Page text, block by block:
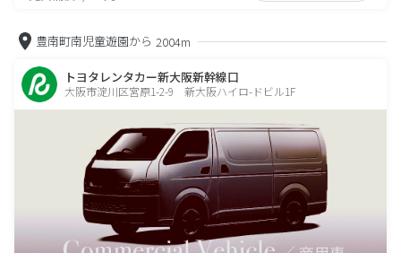
豊南町南児童遊園から 2004m
トヨタレンタカー新大阪新幹線口
大阪市淀川区宮原1-2-9 新大阪ハイロ-ドビル1F